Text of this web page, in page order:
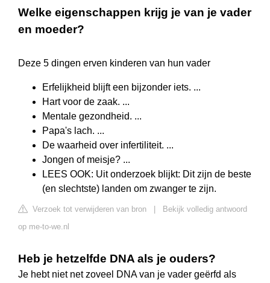
Welke eigenschappen krijg je van je vader
en moeder?
Deze 5 dingen erven kinderen van hun vader
Erfelijkheid blijft een bijzonder iets. ...
Hart voor de zaak. ...
Mentale gezondheid. ...
Papa's lach. ...
De waarheid over infertiliteit. ...
Jongen of meisje? ...
LEES OOK: Uit onderzoek blijkt: Dit zijn de beste
(en slechtste) landen om zwanger te zijn.
Verzoek tot verwijderen van bron
Bekijk volledig antwoord
op me-to-we.nl
Heb je hetzelfde DNA als je ouders?
Je hebt niet net zoveel DNA van je vader geërfd als